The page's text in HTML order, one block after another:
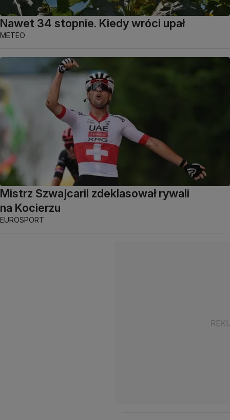
Nawet 34 stopnie. Kiedy wróci upał
METEO
Mistrz Szwajcarii zdeklasował rywali
na Kocierzu
EUROSPORT